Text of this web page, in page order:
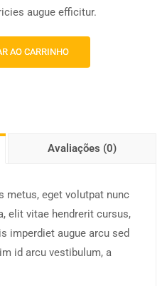
augue efficitur.
AO CARRINHO
Avaliações (0)
metus, eget volutpat nunc
elit vitae hendrerit cursus,
imperdiet augue arcu sed
id arcu vestibulum, a